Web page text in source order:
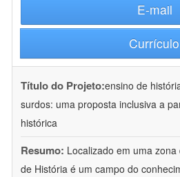
E-mail
Currículo
Título do Projeto:ensino de
surdos: uma proposta inclusiva a
histórica
Resumo: Localizado em uma
de História é um campo do